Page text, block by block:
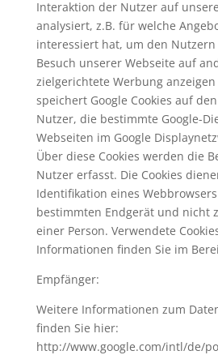
Interaktion der Nutzer auf
analysiert, z.B. für welche
interessiert hat, um den
Besuch unserer Webseite auf
zielgerichtete Werbung
speichert Google Cookies auf
Nutzer, die bestimmte Google-
Webseiten im Google
Über diese Cookies werden die
Nutzer erfasst. Die Cookies
Identifikation eines
bestimmten Endgerät und nicht
einer Person. Verwendete
Informationen finden Sie im
Empfänger:
Weitere Informationen zum
finden Sie hier:
http://www.google.com/intl/de/